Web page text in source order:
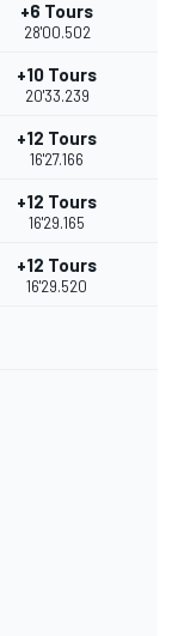
+6 Tours
28'00.502
+10 Tours
20'33.239
+12 Tours
16'27.166
+12 Tours
16'29.165
+12 Tours
16'29.520